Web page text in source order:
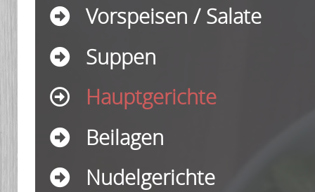
Vorspeisen / Salate
Suppen
Hauptgerichte
Beilagen
Nudelgerichte